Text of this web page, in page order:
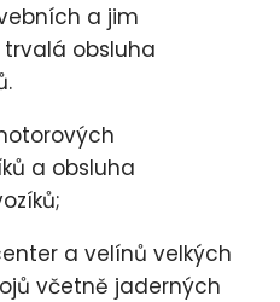
a jim
obsluha
a obsluha
a velínů velkých
včetně jaderných